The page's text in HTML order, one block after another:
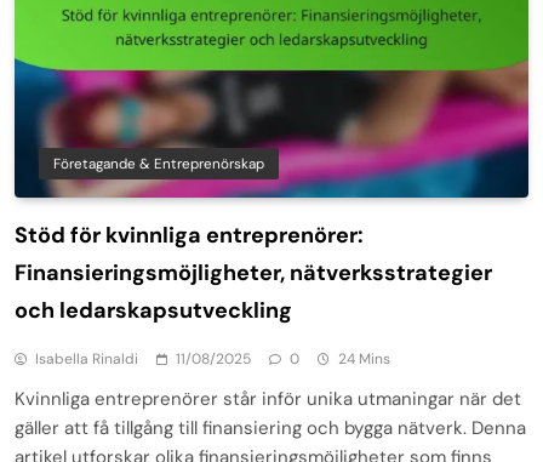
Företagande & Entreprenörskap
Stöd för kvinnliga entreprenörer:
Finansieringsmöjligheter, nätverksstrategier
och ledarskapsutveckling
Isabella Rinaldi 11/08/2025 0 24 Mins
Kvinnliga entreprenörer står inför unika utmaningar när det
gäller att få tillgång till finansiering och bygga nätverk. Denna